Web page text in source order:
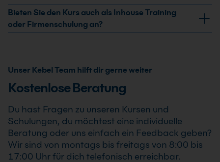
Aufgabenverwaltung und tägliche Arbeitsabläufe.
Teilnahmezertifikat. Dieses bestätigt Deine erweiterten
Kenntnisse im professionellen Einsatz von Microsoft
365 Copilot: Grundkurs für Anwender .
Ja, wir garantieren die Durchführung aller von uns
bestätigten Termine. Der Microsoft 365 Copilot:
Grundkurs für Anwender findet auch bereits ab einem
Bieten Sie den Kurs auch als Inhouse Training
oder Firmenschulung an?
Firmenschulung durchgeführt werden. Inhalte,
Prozesse und Schwerpunkte passen wir individuell an
Unser Kebel Team hilft dir gerne weiter
Kostenlose Beratung
Du hast Fragen zu unseren Kursen und
Schulungen, du möchtest eine individuelle
Beratung oder uns einfach ein Feedback geben?
Wir sind von montags bis freitags von 8:00 bis
17:00 Uhr für dich telefonisch erreichbar.